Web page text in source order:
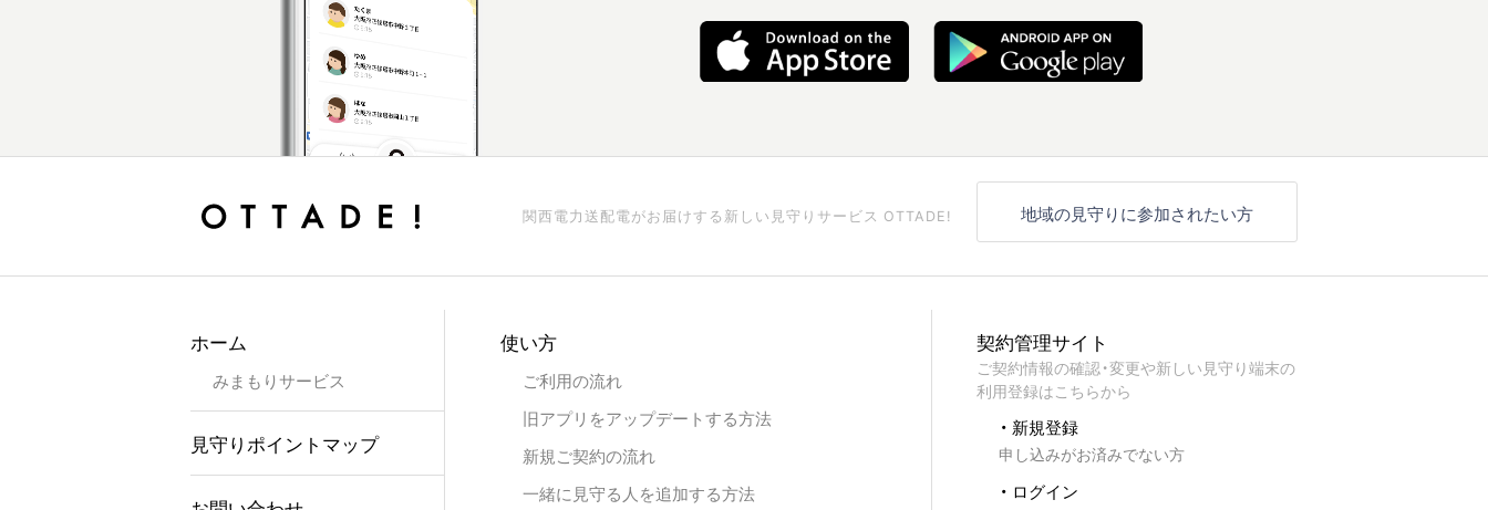
関西電力送配電がお届けする 新しい見守りサービス OTTADE! 地域の見守りに参加されたい方
ホーム
みまもりサービス
見守りポイントマップ
使い方
ご利用の流れ
旧アプリをアップデートする方法
新規ご契約の流れ
一緒に見守る人を追加する方法
契約管理サイト
ご契約情報の確認・変更や新しい見守り端末の
利用登録はこちらから
・ 新規登録
申し込みがお済みでない方
・ ログイン